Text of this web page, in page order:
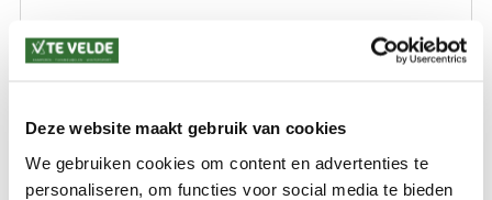
Deze website maakt gebruik van cookies
We gebruiken cookies om content en advertenties te
personaliseren, om functies voor social media te bieden